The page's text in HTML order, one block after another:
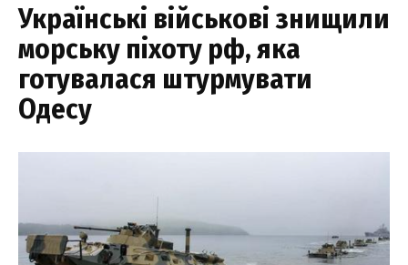
Українські військові знищили
морську піхоту рф, яка
готувалася штурмувати
Одесу